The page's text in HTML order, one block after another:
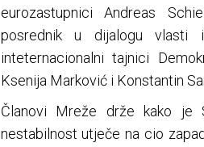
eurozastupnici Andreas
posrednik u dijalogu
inteternacionalni tajnici
Ksenija Marković i Konstantin
Članovi Mreže drže kako je
nestabilnost utječe na cio